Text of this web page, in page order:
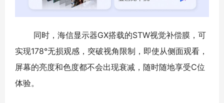
同时，海信显示器GX搭载的STW视觉补偿膜，可
实现178°无损观感，突破视角限制，即使从侧面观看，
屏幕的亮度和色度都不会出现衰减，随时随地享受C位
体验。